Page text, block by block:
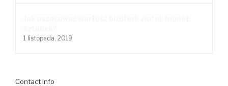
1 listopada, 2019
Contact Info